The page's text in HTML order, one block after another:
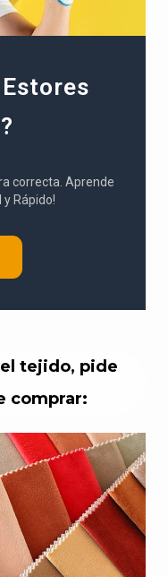
correcta. Aprende
y Rápido!
tejido, pide
comprar: